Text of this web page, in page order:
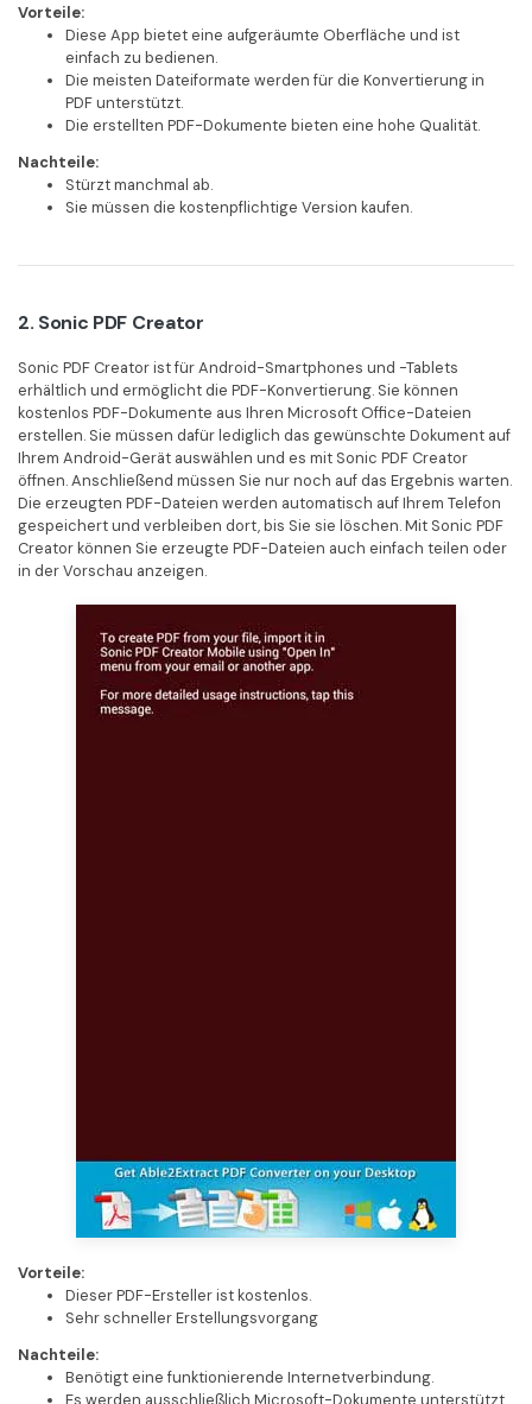
Vorteile:
Diese App bietet eine aufgeräumte Oberfläche und ist
einfach zu bedienen.
Die meisten Dateiformate werden für die Konvertierung in
PDF unterstützt.
Die erstellten PDF-Dokumente bieten eine hohe Qualität.
Nachteile:
Stürzt manchmal ab.
Sie müssen die kostenpflichtige Version kaufen.
2. Sonic PDF Creator
Sonic PDF Creator ist für Android-Smartphones und -Tablets
erhältlich und ermöglicht die PDF-Konvertierung. Sie können
kostenlos PDF-Dokumente aus Ihren Microsoft Office-Dateien
erstellen. Sie müssen dafür lediglich das gewünschte Dokument auf
Ihrem Android-Gerät auswählen und es mit Sonic PDF Creator
öffnen. Anschließend müssen Sie nur noch auf das Ergebnis warten.
Die erzeugten PDF-Dateien werden automatisch auf Ihrem Telefon
gespeichert und verbleiben dort, bis Sie sie löschen. Mit Sonic PDF
Creator können Sie erzeugte PDF-Dateien auch einfach teilen oder
in der Vorschau anzeigen.
Vorteile:
Dieser PDF-Ersteller ist kostenlos.
Sehr schneller Erstellungsvorgang
Nachteile:
Benötigt eine funktionierende Internetverbindung.